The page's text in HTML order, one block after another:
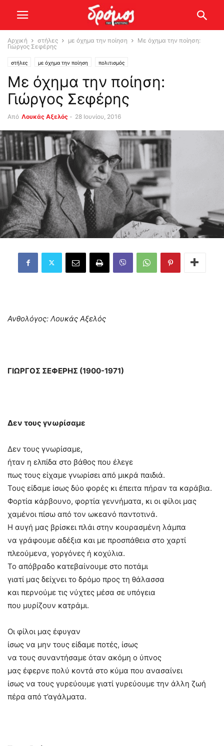
Αρχική στήλες με όχημα την ποίηση
Με όχημα την ποίηση:
Γιώργος Σεφέρης
στήλες με όχημα την ποίηση πολιτισμός
Με όχημα την ποίηση:
Γιώργος Σεφέρης
Από Λουκάς Αξελός - 28 Ιουνίου, 2016
Ανθολόγος: Λουκάς Αξελός
ΓΙΩΡΓΟΣ ΣΕΦΕΡΗΣ (1900-1971)
Δεν τους γνωρίσαμε
Δεν τους γνωρίσαμε,
ήταν η ελπίδα στο βάθος που έλεγε
πως τους είχαμε γνωρίσει από μικρά παιδιά.
Τους είδαμε ίσως δύο φορές κι έπειτα πήραν τα καράβια.
Φορτία κάρβουνο, φορτία γεννήματα, κι οι φίλοι μας
χαμένοι πίσω από τον ωκεανό παντοτινά.
Η αυγή μας βρίσκει πλάι στην κουρασμένη λάμπα
να γράφουμε αδέξια και με προσπάθεια στο χαρτί
πλεούμενα, γοργόνες ή κοχύλια.
Το απόβραδο κατεβαίνουμε στο ποτάμι
γιατί μας δείχνει το δρόμο προς τη θάλασσα
και περνούμε τις νύχτες μέσα σε υπόγεια
που μυρίζουν κατράμι.
Οι φίλοι μας έφυγαν
ίσως να μην τους είδαμε ποτές, ίσως
να τους συναντήσαμε όταν ακόμη ο ύπνος
μας έφερνε πολύ κοντά στο κύμα που ανασαίνει
ίσως να τους γυρεύουμε γιατί γυρεύουμε την άλλη ζωή
πέρα από τ’αγάλματα.